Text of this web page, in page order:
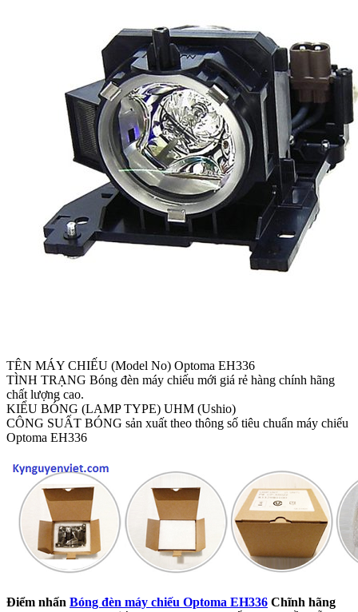
TÊN MÁY CHIẾU (Model No) Optoma EH336
TÌNH TRẠNG Bóng đèn máy chiếu mới giá rẻ hàng chính hãng
chất lượng cao.
KIỂU BÓNG (LAMP TYPE) UHM (Ushio)
CÔNG SUẤT BÓNG sản xuất theo thông số tiêu chuẩn máy chiếu
Optoma EH336
Điểm nhấn Bóng đèn máy chiếu Optoma EH336 Chĩnh hãng